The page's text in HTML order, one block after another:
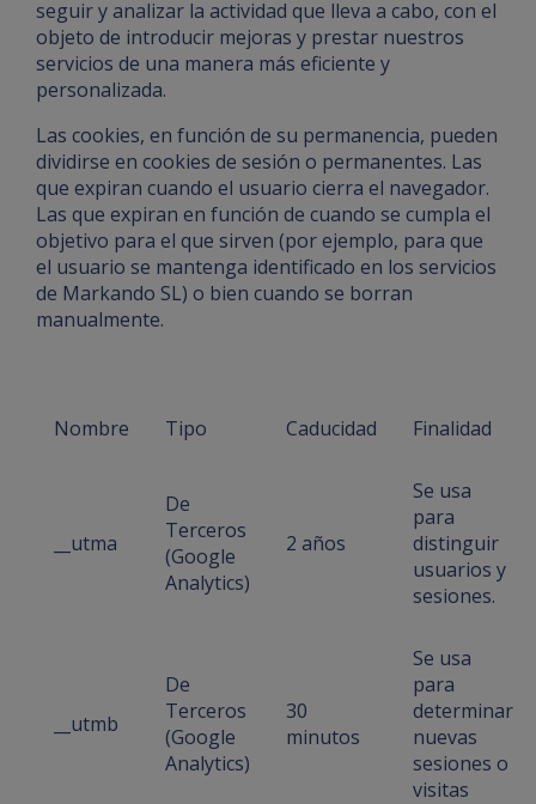
seguir y analizar la actividad que lleva a cabo, con el
objeto de introducir mejoras y prestar nuestros
servicios de una manera más eficiente y
personalizada.
Las cookies, en función de su permanencia, pueden
dividirse en cookies de sesión o permanentes. Las
que expiran cuando el usuario cierra el navegador.
Las que expiran en función de cuando se cumpla el
objetivo para el que sirven (por ejemplo, para que
el usuario se mantenga identificado en los servicios
de Markando SL) o bien cuando se borran
manualmente.
Nombre Tipo Caducidad Finalidad
__utma
De
Terceros
(Google
Analytics)
2 años
Se usa
para
distinguir
usuarios y
sesiones.
__utmb
De
Terceros
(Google
Analytics)
30
minutos
Se usa
para
determinar
nuevas
sesiones o
visitas